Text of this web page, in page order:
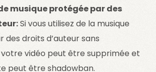
musique protégée par des
Si vous utilisez de la musique
droits d’auteur sans
vidéo peut être supprimée et
peut être shadowban.